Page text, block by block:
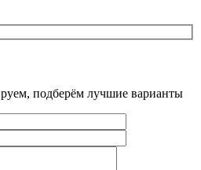
подберём лучшие варианты